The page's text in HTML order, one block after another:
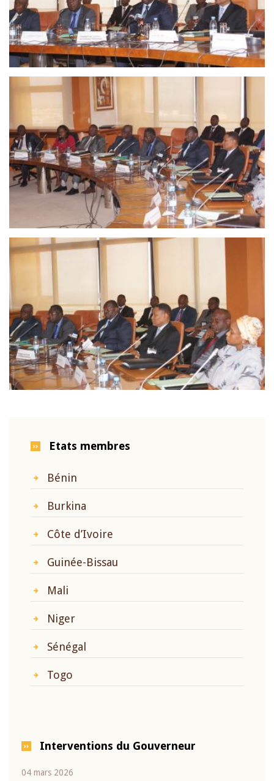
Etats membres
Bénin
Burkina
Côte d’Ivoire
Guinée-Bissau
Mali
Niger
Sénégal
Togo
Interventions du Gouverneur
04 mars 2026